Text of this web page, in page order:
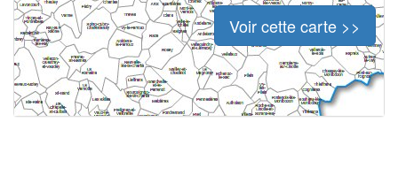
Voir cette carte >>